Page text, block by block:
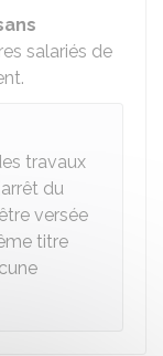
salariés de
travaux
du
versée
titre